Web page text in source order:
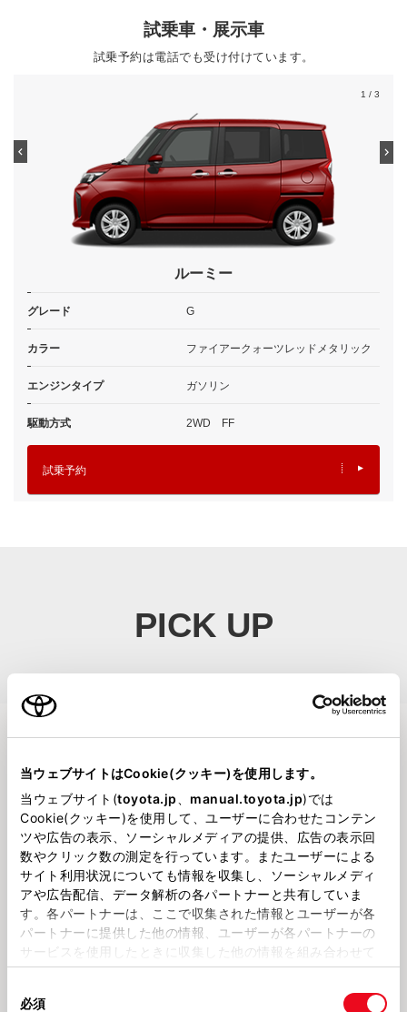
当ウェブサイトはCookie(クッキー)を使用します。
当ウェブサイト(toyota.jp manual.toyota.jp)では
Cookie(クッキー)を使用して、ユーザーに合わせたコンテン
ツや広告の表示、ソーシャルメディアの提供、広告の表示回
数やクリック数の測定を行っています。またユーザーによる
サイト利用状況についても情報を収集し、ソーシャルメディ
アや広告配信、データ解析の各パートナーと共有していま
す。各パートナーは、ここで収集された情報とユーザーが各
パートナーに提供した他の情報、ユーザーが各パートナーの
サービスを使用したときに収集した他の情報を組み合わせて
使用することがあります。当ウェブサイトの使用を続行する
必須
試乗車・展示車
試乗予約は電話でも受け付けています。
1 / 3
ルーミー
グレード G
カラー ファイアークォーツレッドメタリック
エンジンタイプ ガソリン
駆動方式 2WD FF
試乗予約
PICK UP
新潟トヨペット
☀️夏季休業のお知らせ＆スタッフ
紹介⛱️
✨新潟東店イベントの様子✨